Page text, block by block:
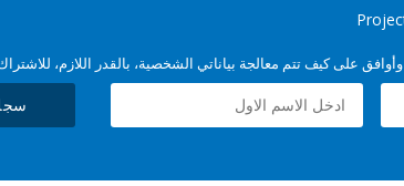
وأوافق على كيف تتم معالجة بياناتي الشخصية، بالقدر اللازم،